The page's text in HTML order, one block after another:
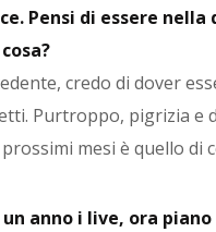
Pensi di essere
credo di dover
Purtroppo, pigrizia e
mesi è quello di
anno i live, ora